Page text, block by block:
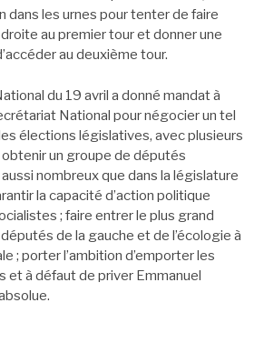
dans les urnes pour tenter de faire
au premier tour et donner une
au deuxième tour.
du 19 avril a donné mandat à
National pour négocier un tel
élections législatives, avec plusieurs
un groupe de députés
nombreux que dans la législature
la capacité d’action politique
; faire entrer le plus grand
de la gauche et de l’écologie à
; porter l’ambition d’emporter les
et à défaut de priver Emmanuel